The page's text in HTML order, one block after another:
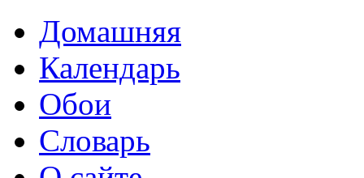
Домашняя
Календарь
Обои
Словарь